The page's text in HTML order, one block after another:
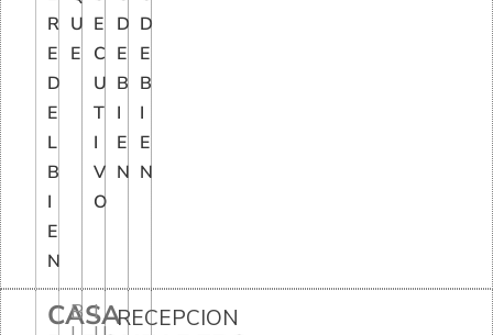
R
E
D
E
L
B
I
E
N
U
E
E
C
U
T
I
V
O
D
E
B
I
E
N
D
E
B
I
E
N
CASA
B I
RECEPCION